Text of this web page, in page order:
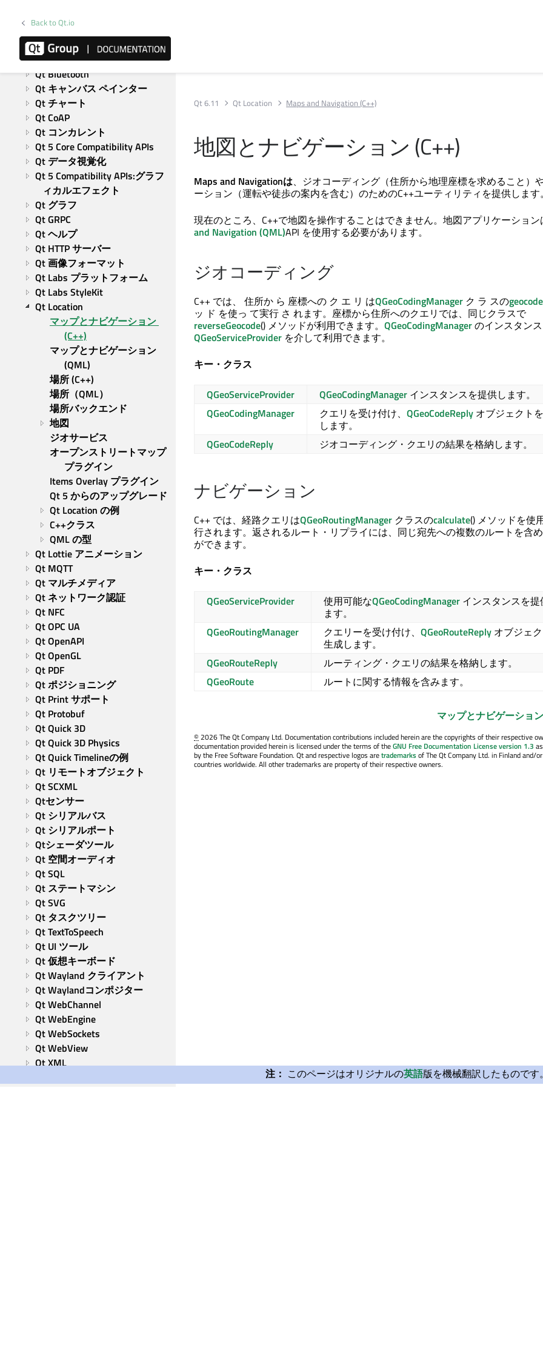
Back to Qt.io
Qt ウィジェット
Qt テスト
モジュール
Active Qt
Qt Bluetooth
Qt キャンバス ペインター
Qt チャート
Qt CoAP
Qt コンカレント
Qt 5 Core Compatibility APIs
Qt データ視覚化
Qt 5 Compatibility APIs:グラフ
ィカルエフェクト
Qt グラフ
Qt GRPC
Qt ヘルプ
Qt HTTP サーバー
Qt 画像フォーマット
Qt Labs プラットフォーム
Qt Labs StyleKit
Qt Location
マップとナビゲーション
(C++)
マップとナビゲーション
(QML)
場所 (C++)
場所（QML）
場所バックエンド
地図
ジオサービス
オープンストリートマップ
プラグイン
Items Overlay プラグイン
Qt 5 からのアップグレード
Qt Location の例
C++クラス
QML の型
Qt Lottie アニメーション
Qt MQTT
Qt マルチメディア
Qt ネットワーク認証
Qt NFC
Qt OPC UA
Qt OpenAPI
Qt OpenGL
Qt PDF
Qt ポジショニング
Qt Print サポート
Qt Protobuf
Qt Quick 3D
Qt Quick 3D Physics
Qt Quick Timelineの例
Qt リモートオブジェクト
Qt SCXML
Qtセンサー
Qt シリアルバス
Qt シリアルポート
Qtシェーダツール
Qt 空間オーディオ
Qt SQL
Qt ステートマシン
Qt SVG
Qt タスクツリー
Qt TextToSpeech
Qt UI ツール
Qt 仮想キーボード
Qt Wayland クライアント
Qt Waylandコンポジター
Qt WebChannel
Qt WebEngine
Qt WebSockets
Qt WebView
Qt XML
Qt 6.11 Qt Location Maps and Navigation (C++)
地図とナビゲーション (C++)
Maps and Navigationは、ジオコーディング（住所から地理座標を求めること）
ーション（運転や徒歩の案内を含む）のためのC++ユーティリティを提供します
現在のところ、C++で地図を操作することはできません。地図アプリケーション
and Navigation (QML)API を使用する必要があります。
ジオコーディング
C++ では、 住所か ら 座標への ク エ リ はQGeoCodingManager ク ラ スのgeocode
ッ ド を使っ て実行 さ れます。座標から住所へのクエリでは、同じクラスで
reverseGeocode() メソッドが利用できます。 QGeoCodingManagerのインスタン
QGeoServiceProvider を介して利用できます。
キー・クラス
QGeoServiceProvider QGeoCodingManager インスタンスを提供します。
QGeoCodingManager
クエリを受け付け、 QGeoCodeReply オブジェクト
します。
QGeoCodeReply
ジオコーディング・クエリの結果を格納します。
ナビゲーション
C++ では、経路クエリはQGeoRoutingManager クラスのcalculate() メソッドを使
行されます。返されるルート・リプライには、同じ宛先への複数のルートを含
ができます。
キー・クラス
QGeoServiceProvider 使用可能なQGeoCodingManager インスタンスを提
ます。
QGeoRoutingManager
クエリーを受け付け、 QGeoRouteReply オブジェ
生成します。
QGeoRouteReply
ルーティング・クエリの結果を格納します。
QGeoRoute
ルートに関する情報を含みます。
マップとナビゲーショ
©2026 The Qt Company Ltd. Documentation contributions included herein are the copyrights of their respective
documentation provided herein is licensed under the terms of theGNU Free Documentation License version 1.3
by the Free Software Foundation. Qt and respective logos aretrademarksof The Qt Company Ltd. in Finland and/
countries worldwide. All other trademarks are property of their respective owners.
注： このページはオリジナルの英語版を機械翻訳したものです